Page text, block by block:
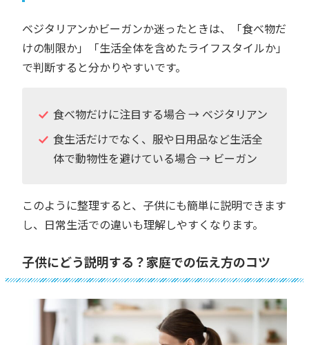
ベジタリアンかビーガンか迷ったときは、「食べ物だ
けの制限か」「生活全体を含めたライフスタイルか」
で判断すると分かりやすいです。
食べ物だけに注目する場合 → ベジタリアン
食生活だけでなく、服や日用品など生活全
体で動物性を避けている場合 → ビーガン
このように整理すると、子供にも簡単に説明できます
し、日常生活での違いも理解しやすくなります。
子供にどう説明する？家庭での伝え方のコツ